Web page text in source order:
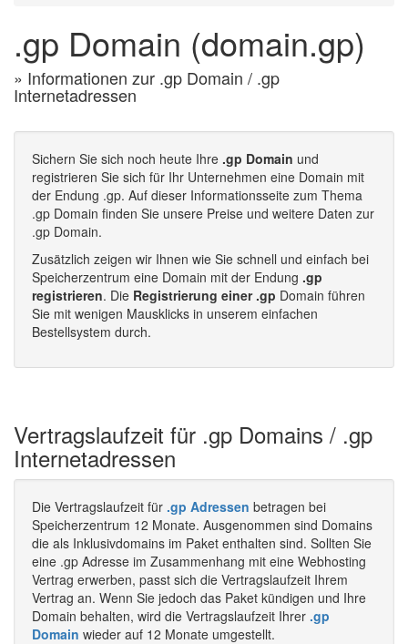
.gp Domain (domain.gp)
» Informationen zur .gp Domain / .gp
Internetadressen
Sichern Sie sich noch heute Ihre .gp Domain und
registrieren Sie sich für Ihr Unternehmen eine Domain mit
der Endung .gp. Auf dieser Informationsseite zum Thema
.gp Domain finden Sie unsere Preise und weitere Daten zur
.gp Domain.
Zusätzlich zeigen wir Ihnen wie Sie schnell und einfach bei
Speicherzentrum eine Domain mit der Endung .gp
registrieren. Die Registrierung einer .gp Domain führen
Sie mit wenigen Mausklicks in unserem einfachen
Bestellsystem durch.
Vertragslaufzeit für .gp Domains / .gp
Internetadressen
Die Vertragslaufzeit für .gp Adressen betragen bei
Speicherzentrum 12 Monate. Ausgenommen sind Domains
die als Inklusivdomains im Paket enthalten sind. Sollten Sie
eine .gp Adresse im Zusammenhang mit eine Webhosting
Vertrag erwerben, passt sich die Vertragslaufzeit Ihrem
Vertrag an. Wenn Sie jedoch das Paket kündigen und Ihre
Domain behalten, wird die Vertragslaufzeit Ihrer .gp
Domain wieder auf 12 Monate umgestellt.